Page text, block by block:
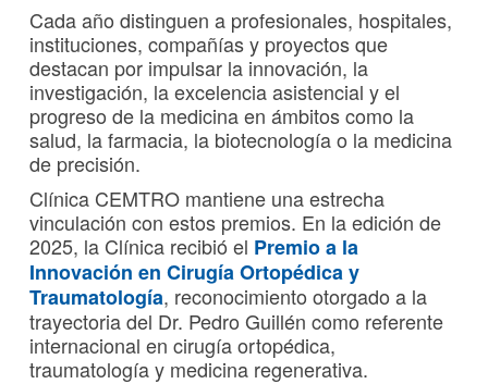
Cada año distinguen a profesionales, hospitales,
instituciones, compañías y proyectos que
destacan por impulsar la innovación, la
investigación, la excelencia asistencial y el
progreso de la medicina en ámbitos como la
salud, la farmacia, la biotecnología o la medicina
de precisión.
Clínica CEMTRO mantiene una estrecha
vinculación con estos premios. En la edición de
2025, la Clínica recibió el Premio a la
Innovación en Cirugía Ortopédica y
Traumatología, reconocimiento otorgado a la
trayectoria del Dr. Pedro Guillén como referente
internacional en cirugía ortopédica,
traumatología y medicina regenerativa.